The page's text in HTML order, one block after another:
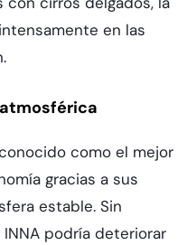
en las
como el mejor
gracias a sus
estable. Sin
podría deteriorar